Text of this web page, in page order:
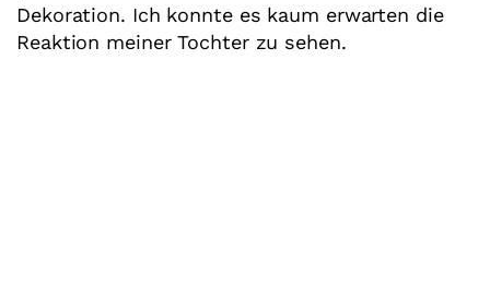
Dekoration. Ich konnte es kaum erwarten die
Reaktion meiner Tochter zu sehen.